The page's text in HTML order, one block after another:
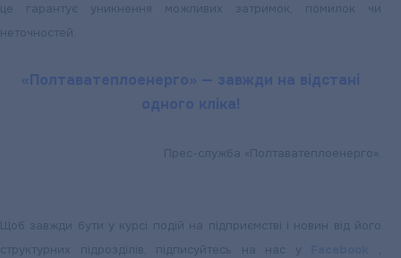
це гарантує уникнення можливих затримок, помилок чи
неточностей.
«Полтаватеплоенерго» — завжди на відстані
одного кліка!
Прес-служба «Полтаватеплоенерго».
Щоб завжди бути у курсі подій на підприємстві і новин від його
структурних підрозділів, підписуйтесь на нас у